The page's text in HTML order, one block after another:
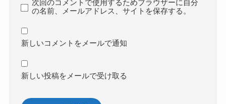
次回のコメントで使用するためブラウザーに自分
の名前、メールアドレス、サイトを保存する。
新しいコメントをメールで通知
新しい投稿をメールで受け取る